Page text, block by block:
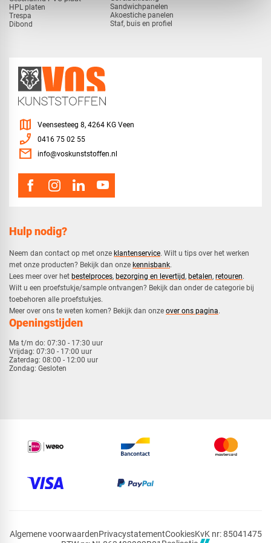
HPL platen
Trespa
Dibond
Sandwichpanelen
Akoestiche panelen
Staf, buis en profiel
Hulp nodig?
Neem dan contact op met onze klantenservice. Wilt u tips over het werken
met onze producten? Bekijk dan onze kennisbank.
​Lees meer over het bestelproces, bezorging en levertijd, betalen, retouren.​
​Wilt u een proefstukje/sample ontvangen? Bekijk dan onder de categorie bij
toebehoren alle proefstukjes.
​​Meer over ons te weten komen? Bekijk dan onze over ons pagina.
Openingstijden
Ma t/m do: 07:30 - 17:30 uur
Vrijdag: 07:30 - 17:00 uur
Zaterdag: 08:00 - 12:00 uur
Zondag: Gesloten
map Veensesteeg 8, 4264 KG Veen
phone_enabled 0416 75 02 55
mail info@voskunststoffen.nl
Algemene voorwaardenPrivacystatementCookiesKvK nr: 85041475